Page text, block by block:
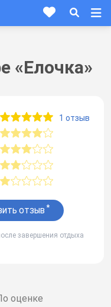
«Елочка»
оценке
1 отзыв
ОТЗЫВ *
завершения отдыха